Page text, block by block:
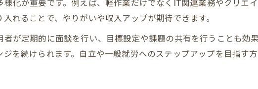
れることで、やりがいや収入アップが期待できます。
が定期的に面談を行い、目標設定や課題の共有を行うことも効
を続けられます。自立や一般就労へのステップアップを目指す方